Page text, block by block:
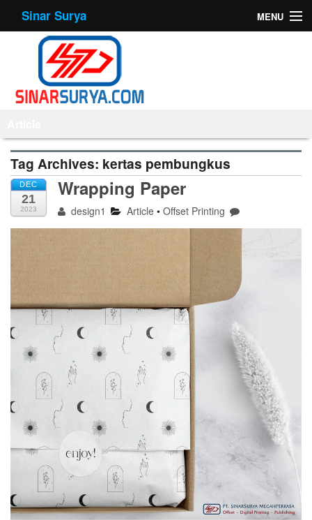
Sinar Surya MENU
About Us
Offset Printing
Mesin
Tips
Contact Us
Tag Archives: kertas pembungkus
DEC
21
2023
Wrapping Paper
design1 Article •Offset Printing